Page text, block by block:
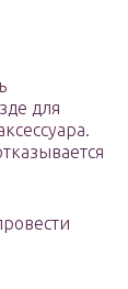
для